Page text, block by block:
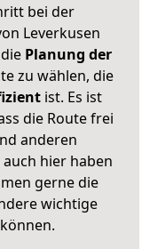
bei der
Leverkusen
Planung der
zu wählen, die
ist. Es ist
die Route frei
anderen
hier haben
gerne die
wichtige